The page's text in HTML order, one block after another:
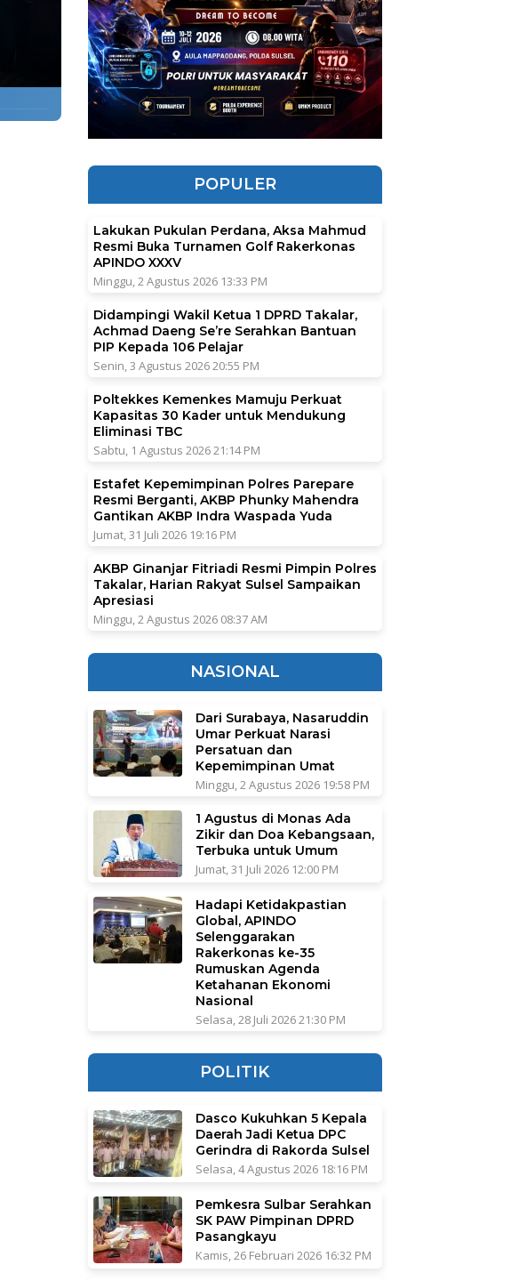
POPULER
Lakukan Pukulan Perdana, Aksa Mahmud
Resmi Buka Turnamen Golf Rakerkonas
APINDO XXXV
Minggu, 2 Agustus 2026 13:33 PM
Didampingi Wakil Ketua 1 DPRD Takalar,
Achmad Daeng Se’re Serahkan Bantuan
PIP Kepada 106 Pelajar
Senin, 3 Agustus 2026 20:55 PM
Poltekkes Kemenkes Mamuju Perkuat
Kapasitas 30 Kader untuk Mendukung
Eliminasi TBC
Sabtu, 1 Agustus 2026 21:14 PM
Estafet Kepemimpinan Polres Parepare
Resmi Berganti, AKBP Phunky Mahendra
Gantikan AKBP Indra Waspada Yuda
Jumat, 31 Juli 2026 19:16 PM
AKBP Ginanjar Fitriadi Resmi Pimpin Polres
Takalar, Harian Rakyat Sulsel Sampaikan
Apresiasi
Minggu, 2 Agustus 2026 08:37 AM
NASIONAL
Dari Surabaya, Nasaruddin
Umar Perkuat Narasi
Persatuan dan
Kepemimpinan Umat
Minggu, 2 Agustus 2026 19:58 PM
1 Agustus di Monas Ada
Zikir dan Doa Kebangsaan,
Terbuka untuk Umum
Jumat, 31 Juli 2026 12:00 PM
Hadapi Ketidakpastian
Global, APINDO
Selenggarakan
Rakerkonas ke-35
Rumuskan Agenda
Ketahanan Ekonomi
Nasional
Selasa, 28 Juli 2026 21:30 PM
POLITIK
Dasco Kukuhkan 5 Kepala
Daerah Jadi Ketua DPC
Gerindra di Rakorda Sulsel
Selasa, 4 Agustus 2026 18:16 PM
Pemkesra Sulbar Serahkan
SK PAW Pimpinan DPRD
Pasangkayu
Kamis, 26 Februari 2026 16:32 PM